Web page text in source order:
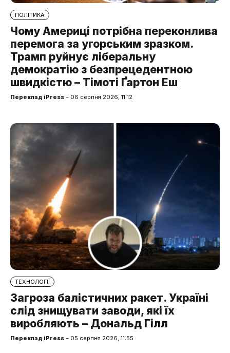
ПОЛІТИКА
Чому Америці потрібна переконлива
перемога за угорським зразком.
Трамп руйнує ліберальну
демократію з безпрецедентною
швидкістю – Тімоті Ґартон Еш
Переклад iPress – 06 серпня 2026, 11:12
ТЕХНОЛОГІЇ
Загроза балістичних ракет. Україні
слід знищувати заводи, які їх
виробляють – Дональд Гілл
Переклад iPress – 05 серпня 2026, 11:55